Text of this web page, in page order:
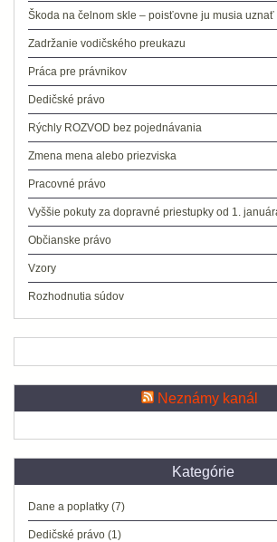
Škoda na čelnom skle – poisťovne ju musia uznať
Zadržanie vodičského preukazu
Práca pre právnikov
Dedičské právo
Rýchly ROZVOD bez pojednávania
Zmena mena alebo priezviska
Pracovné právo
Vyššie pokuty za dopravné priestupky od 1.
Občianske právo
Vzory
Rozhodnutia súdov
Neznámy kanál
Kategórie
Dane a poplatky (7)
Dedičské právo (1)